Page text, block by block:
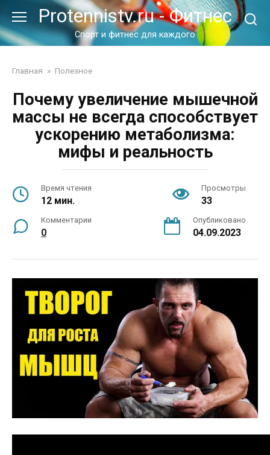
контенту
Protennistv.ru - Фитнес
Спорт и фитнес для каждого
Главная » Полезное
Почему увеличение мышечной
массы не всегда способствует
ускорению метаболизма:
мифы и реальность
Время чтения
12 мин.
Просмотры
33
Комментарии
0
Опубликовано
04.09.2023